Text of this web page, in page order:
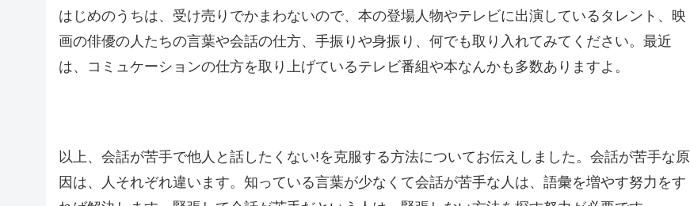
はじめのうちは、受け売りでかまわないので、本の登場人物やテレビに出演しているタレント、映
画の俳優の人たちの言葉や会話の仕方、手振りや身振り、何でも取り入れてみてください。最近
は、コミュケーションの仕方を取り上げているテレビ番組や本なんかも多数ありますよ。
以上、会話が苦手で他人と話したくない!を克服する方法についてお伝えしました。会話が苦手な原
因は、人それぞれ違います。知っている言葉が少なくて会話が苦手な人は、語彙を増やす努力をす